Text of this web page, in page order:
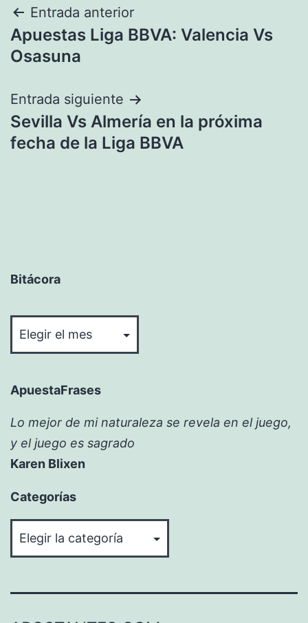
Navegación
de
Entrada anterior
Apuestas Liga BBVA: Valencia Vs
Osasuna
Entrada siguiente
Sevilla Vs Almería en la próxima
fecha de la Liga BBVA
Bitácora
ApuestaFrases
Lo mejor de mi naturaleza se revela en el juego,
y el juego es sagrado
Karen Blixen
Categorías